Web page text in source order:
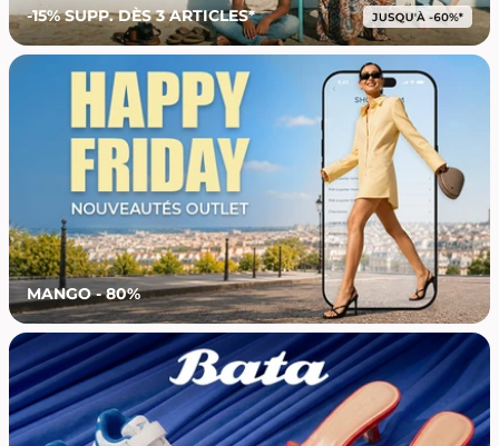
-15% SUPP. DÈS 3 ARTICLES*
MANGO - 80%